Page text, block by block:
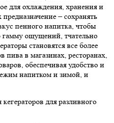
для охлаждения, хранения и
– сохранять
пенного напитка, чтобы
гамму ощущений, тчательно
становятся все более
в магазинах, ресторанах,
обеспечивая удобство и
напитком и зимой, и
для разливного